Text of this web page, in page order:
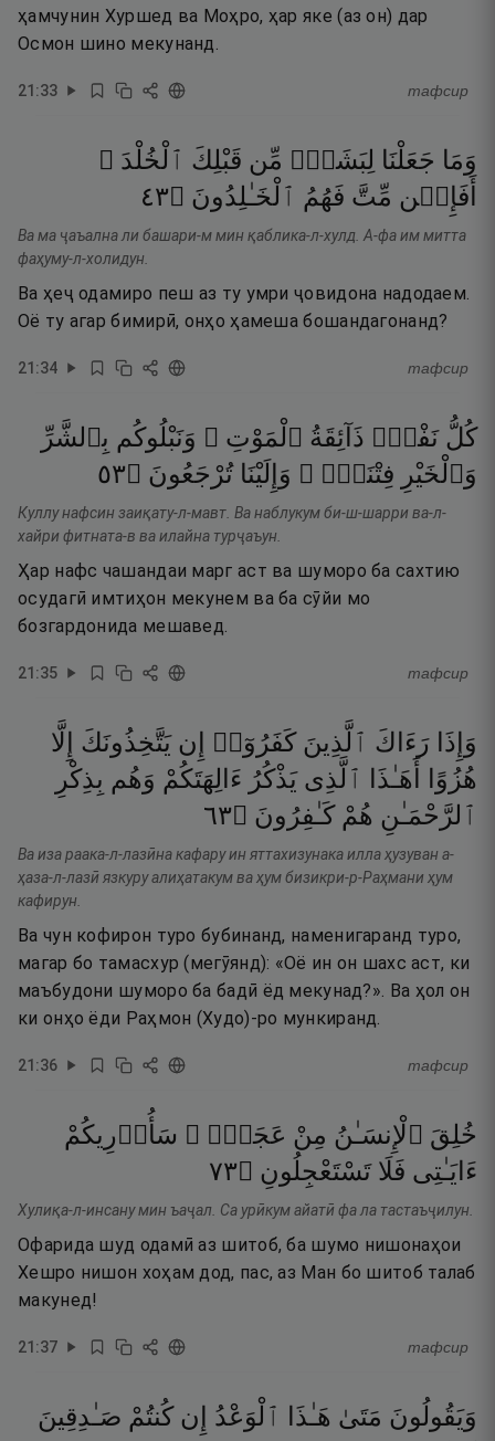
ҳамчунин Хуршед ва Моҳро, ҳар яке (аз он) дар
Осмон шино мекунанд.
21:33 тафсир
وَمَا جَعَلْنَا لِبَشَرٍۢ مِّن قَبْلِكَ ٱلْخُلْدَ ۖ
أَفَإِي۟ن مِّتَّ فَهُمُ ٱلْخَـٰلِدُونَ ۝٣٤
Ва ма ҷаъална ли башари-м мин қаблика-л-хулд. А-фа им митта
фаҳуму-л-холидун.
Ва ҳеҷ одамиро пеш аз ту умри ҷовидона надодаем.
Оё ту агар бимирӣ, онҳо ҳамеша бошандагонанд?
21:34 тафсир
كُلُّ نَفْسٍۢ ذَآئِقَةُ ٱلْمَوْتِ ۗ وَنَبْلُوكُم بِٱلشَّرِّ
وَٱلْخَيْرِ فِتْنَةًۭ ۖ وَإِلَيْنَا تُرْجَعُونَ ۝٣٥
Куллу нафсин заиқату-л-мавт. Ва наблукум би-ш-шарри ва-л-
хайри фитната-в ва илайна турҷаъун.
Ҳар нафс чашандаи марг аст ва шуморо ба сахтию
осудагӣ имтиҳон мекунем ва ба сӯйи мо
бозгардонида мешавед.
21:35 тафсир
وَإِذَا رَءَاكَ ٱلَّذِينَ كَفَرُوٓا۟ إِن يَتَّخِذُونَكَ
إِلَّا
هُزُوًا
أَهَـٰذَا ٱلَّذِى يَذْكُرُ ءَالِهَتَكُمْ وَهُم بِذِكْرِ
ٱلرَّحْمَـٰنِ هُمْ كَـٰفِرُونَ ۝٣٦
Ва иза раака-л-лазӣна кафару ин яттахизунака илла ҳузуван а-
ҳаза-л-лазӣ язкуру алиҳатакум ва ҳум бизикри-р-Раҳмани ҳум
кафирун.
Ва чун кофирон туро бубинанд, наменигаранд туро,
магар бо тамасхур (мегӯянд): «Оё ин он шахс аст, ки
маъбудони шуморо ба бадӣ ёд мекунад?». Ва ҳол он
ки онҳо ёди Раҳмон (Худо)-ро мункиранд.
21:36 тафсир
خُلِقَ ٱلْإِنسَـٰنُ مِنْ عَجَلٍۢ ۚ سَأُو۟رِيكُمْ
ءَايَـٰتِى فَلَا تَسْتَعْجِلُونِ ۝٣٧
Хулиқа-л-инсану мин ъаҷал. Са урӣкум айатӣ фа ла тастаъҷилун.
Офарида шуд одамӣ аз шитоб, ба шумо нишонаҳои
Хешро нишон хоҳам дод, пас, аз Ман бо шитоб талаб
макунед!
21:37 тафсир
وَيَقُولُونَ مَتَىٰ هَـٰذَا ٱلْوَعْدُ إِن كُنتُمْ صَـٰدِقِينَ